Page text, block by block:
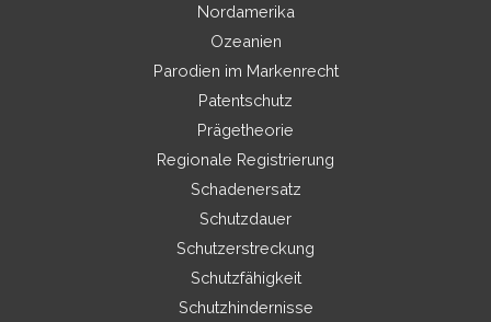
Nordamerika
Ozeanien
Parodien im Markenrecht
Patentschutz
Prägetheorie
Regionale Registrierung
Schadenersatz
Schutzdauer
Schutzerstreckung
Schutzfähigkeit
Schutzhindernisse